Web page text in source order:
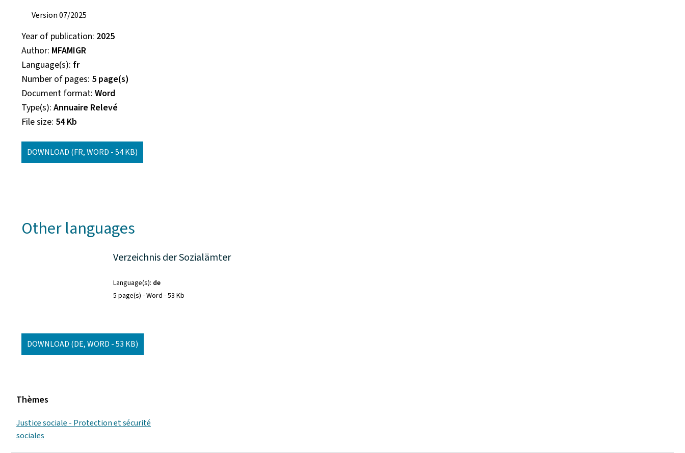
Version 07/2025
Year of publication 2025
Author MFAMIGR
Language(s) fr
Number of pages 5 page(s)
Document format Word
Type(s) Annuaire Relevé
File size 54 Kb
DOWNLOAD (FR, WORD - 54 KB)
Other languages
Verzeichnis der Sozialämter
Language(s) de
5 page(s) Word 53 Kb
DOWNLOAD (DE, WORD - 53 KB)
Thèmes
Justice sociale - Protection et sécurité
sociales